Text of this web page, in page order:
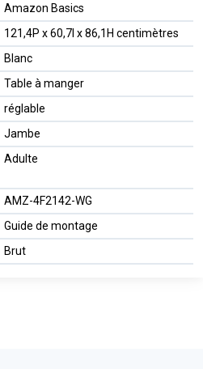
Amazon Basics
121,4P x 60,7l x 86,1H centimètres
Blanc
Table à manger
réglable
Jambe
Adulte
AMZ-4F2142-WG
Guide de montage
Brut